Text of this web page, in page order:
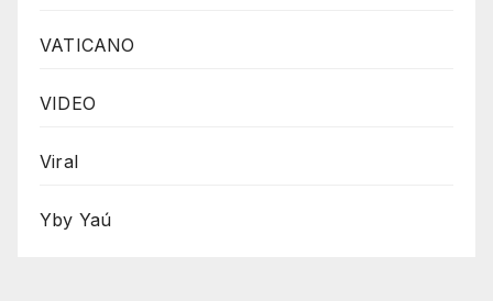
VATICANO
VIDEO
Viral
Yby Yaú